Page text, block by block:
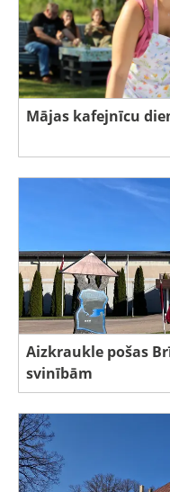
Mājas kafejnīcu
Aizkraukle pošas
svinībām